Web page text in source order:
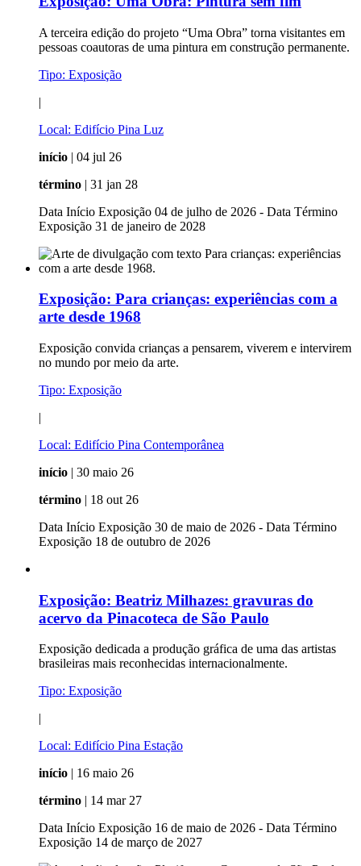
A terceira edição do projeto “Uma Obra” torna visitantes em
pessoas coautoras de uma pintura em construção permanente.
Tipo: Exposição
|
Local: Edifício Pina Luz
início | 04 jul 26
término | 31 jan 28
Data Início Exposição 04 de julho de 2026 - Data Término
Exposição 31 de janeiro de 2028
Exposição: Para crianças: experiências com a
arte desde 1968
Exposição convida crianças a pensarem, viverem e intervirem
no mundo por meio da arte.
Tipo: Exposição
|
Local: Edifício Pina Contemporânea
início | 30 maio 26
término | 18 out 26
Data Início Exposição 30 de maio de 2026 - Data Término
Exposição 18 de outubro de 2026
Exposição: Beatriz Milhazes: gravuras do
acervo da Pinacoteca de São Paulo
Exposição dedicada a produção gráfica de uma das artistas
brasileiras mais reconhecidas internacionalmente.
Tipo: Exposição
Local: Edifício Pina Estação
início | 16 maio 26
término | 14 mar 27
Data Início Exposição 16 de maio de 2026 - Data Término
Exposição 14 de março de 2027